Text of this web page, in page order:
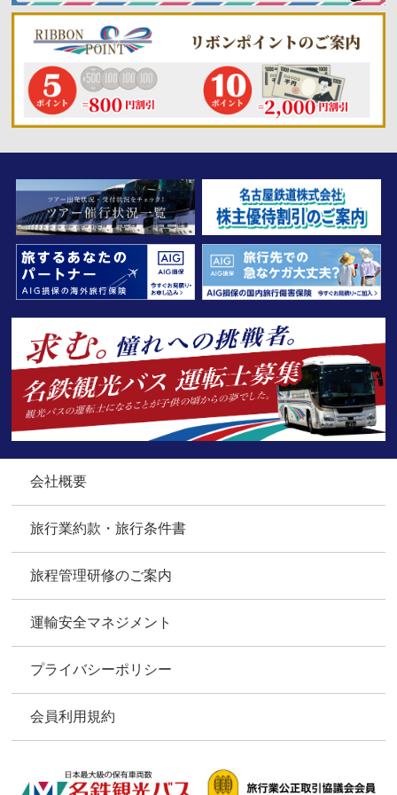
会社概要
旅行業約款・旅行条件書
旅程管理研修のご案内
運輸安全マネジメント
プライバシーポリシー
会員利用規約